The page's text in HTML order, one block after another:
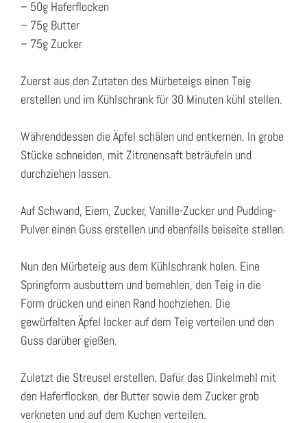
– 50g Haferflocken
– 75g Butter
– 75g Zucker
Zuerst aus den Zutaten des Mürbeteigs einen Teig
erstellen und im Kühlschrank für 30 Minuten kühl stellen.
Währenddessen die Äpfel schälen und entkernen. In grobe
Stücke schneiden, mit Zitronensaft beträufeln und
durchziehen lassen.
Auf Schwand, Eiern, Zucker, Vanille-Zucker und Pudding-
Pulver einen Guss erstellen und ebenfalls beiseite stellen.
Nun den Mürbeteig aus dem Kühlschrank holen. Eine
Springform ausbuttern und bemehlen, den Teig in die
Form drücken und einen Rand hochziehen. Die
gewürfelten Äpfel locker auf dem Teig verteilen und den
Guss darüber gießen.
Zuletzt die Streusel erstellen. Dafür das Dinkelmehl mit
den Haferflocken, der Butter sowie dem Zucker grob
verkneten und auf dem Kuchen verteilen.